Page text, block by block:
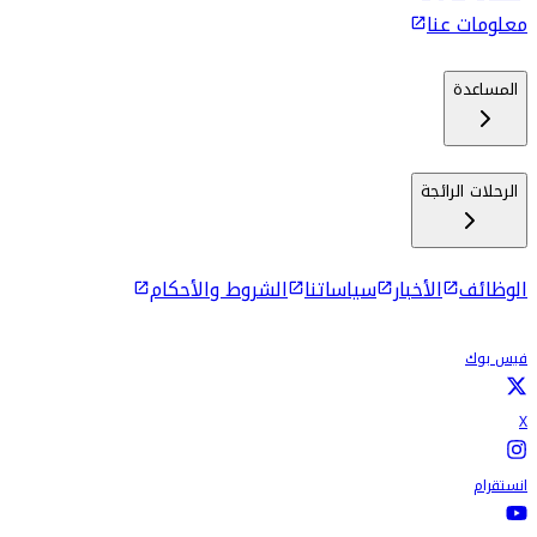
معلومات عنا
المساعدة
الرحلات الرائجة
الوظائف الأخبار سياساتنا الشروط والأحكام
فيس بوك
X
انستقرام